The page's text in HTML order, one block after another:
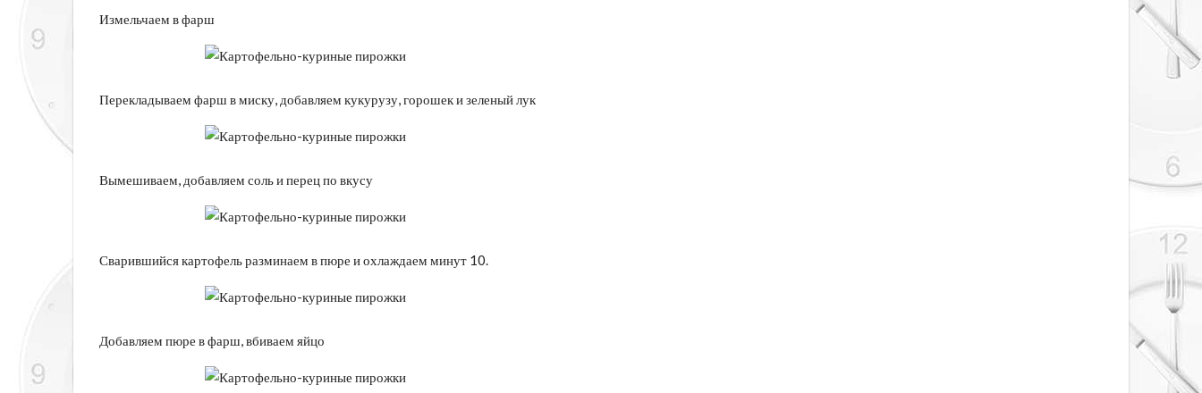
Измельчаем в фарш
Перекладываем фарш в миску, добавляем кукурузу, горошек и зеленый лук
Вымешиваем, добавляем соль и перец по вкусу
Сварившийся картофель разминаем в пюре и охлаждаем минут 10.
Добавляем пюре в фарш, вбиваем яйцо